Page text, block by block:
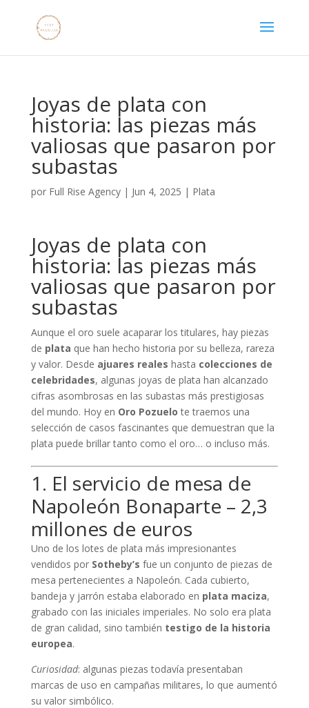
Joyas de plata con
historia: las piezas más
valiosas que pasaron por
subastas
por Full Rise Agency| Jun 4, 2025 | Plata
Joyas de plata con
historia: las piezas más
valiosas que pasaron por
subastas
Aunque el oro suele acaparar los titulares, hay piezas
de plata que han hecho historia por su belleza, rareza
y valor. Desde ajuares reales hasta colecciones de
celebridades, algunas joyas de plata han alcanzado
cifras asombrosas en las subastas más prestigiosas
del mundo. Hoy en Oro Pozuelo te traemos una
selección de casos fascinantes que demuestran que la
plata puede brillar tanto como el oro… o incluso más.
1. El servicio de mesa de
Napoleón Bonaparte – 2,3
millones de euros
Uno de los lotes de plata más impresionantes
vendidos por Sotheby’s fue un conjunto de piezas de
mesa pertenecientes a Napoleón. Cada cubierto,
bandeja y jarrón estaba elaborado en plata maciza,
grabado con las iniciales imperiales. No solo era plata
de gran calidad, sino también testigo de la historia
europea.
Curiosidad: algunas piezas todavía presentaban
marcas de uso en campañas militares, lo que aumentó
su valor simbólico.